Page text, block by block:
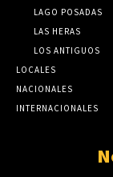
LAGO POSADAS
LAS HERAS
LOS ANTIGUOS
LOCALES
NACIONALES
INTERNACIONALES